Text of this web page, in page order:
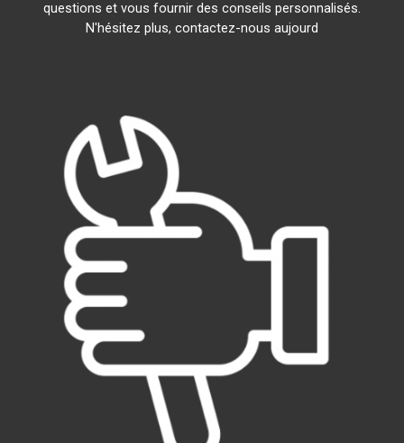
questions et vous fournir des conseils personnalisés.
N'hésitez plus, contactez-nous aujourd